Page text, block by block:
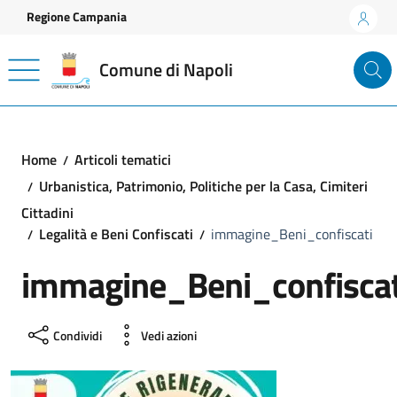
Vai ai contenuti
Vai al footer
Regione Campania
Comune di Napoli
Home
Articoli tematici
Urbanistica, Patrimonio, Politiche per la Casa, Cimiteri
Cittadini
Legalità e Beni Confiscati
immagine_Beni_confiscati
Condividi Vedi azioni